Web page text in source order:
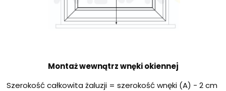
Montaż wewnątrz wnęki okiennej
Szerokość całkowita żaluzji = szerokość wnęki (A) - 2 cm